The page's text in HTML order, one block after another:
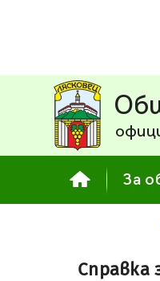
За
Справка